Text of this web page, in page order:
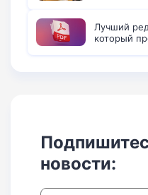
Лучший
который
новости: